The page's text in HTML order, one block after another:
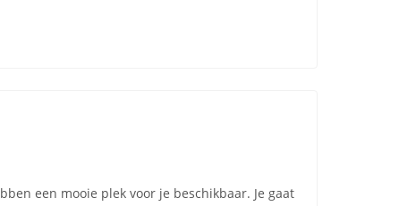
een mooie plek voor je beschikbaar. Je gaat